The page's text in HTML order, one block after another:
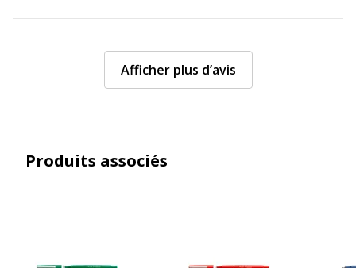
Afficher plus d’avis
Produits associés